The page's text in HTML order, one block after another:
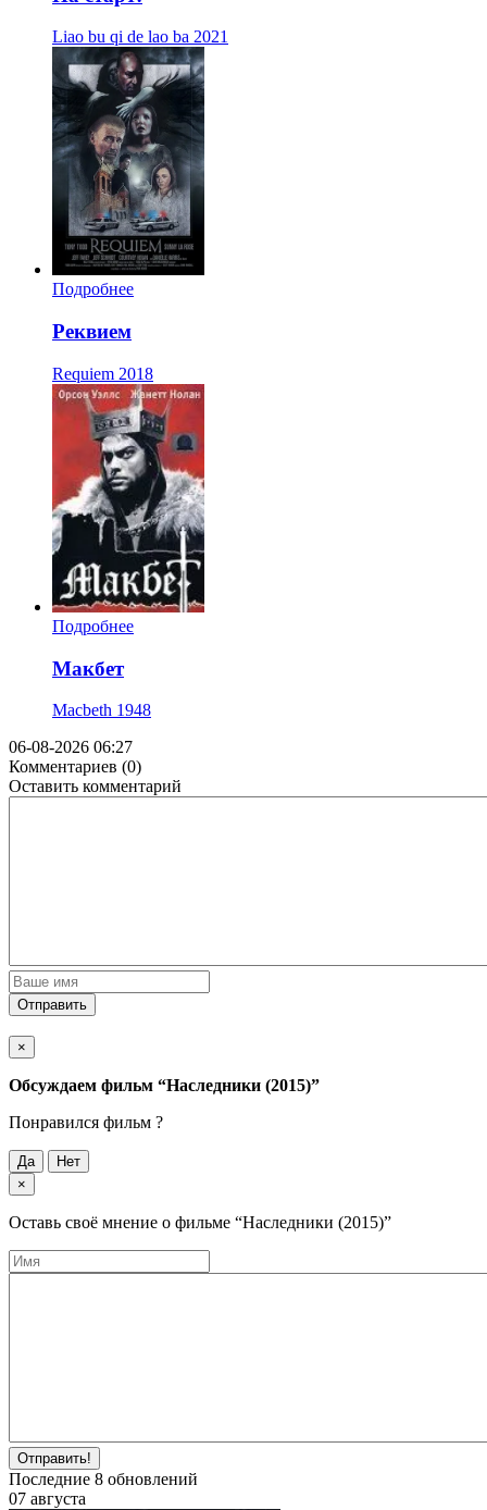
Liao bu qi de lao ba 2021
Подробнее
Реквием
Requiem 2018
Подробнее
Макбет
Macbeth 1948
06-08-2026 06:27
Комментариев (0)
Оставить комментарий
Отправить
×
Обсуждаем фильм “Наследники (2015)”
Понравился фильм ?
Да
Нет
×
Оставь своё мнение о фильме “Наследники (2015)”
Отправить!
Последние 8 обновлений
07 августа